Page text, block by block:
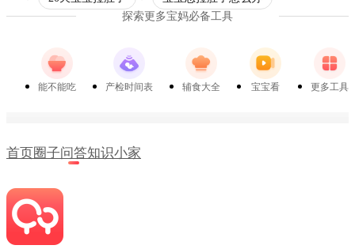
探索更多宝妈必备工具
能不能吃 产检时间表 辅食大全 宝宝看 更多工具
首页 圈子问答知识小家